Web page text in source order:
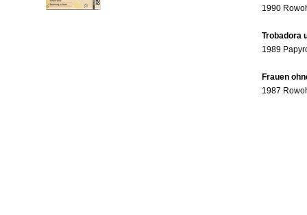
1990
Trobadora
1989
Frauen
1987